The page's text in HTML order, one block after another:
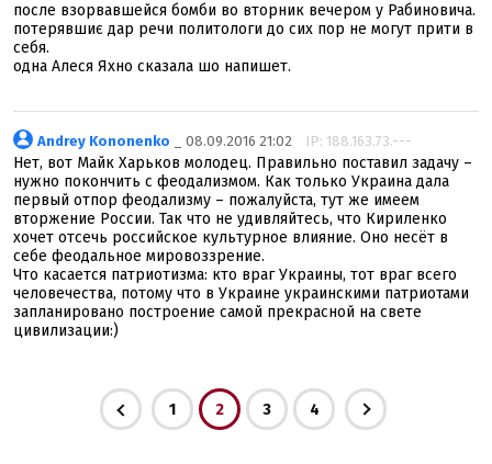
после взорвавшейся бомби во вторник вечером у Рабиновича.
потерявшиє дар речи политологи до сих пор не могут прити в
себя.
одна Алеся Яхно сказала шо напишет.
Andrey Kononenko _ 08.09.2016 21:02 IP: 188.163.73.---
Нет, вот Майк Харьков молодец. Правильно поставил задачу –
нужно покончить с феодализмом. Как только Украина дала
первый отпор феодализму – пожалуйста, тут же имеем
вторжение России. Так что не удивляйтесь, что Кириленко
хочет отсечь российское культурное влияние. Оно несёт в
себе феодальное мировоззрение.
Что касается патриотизма: кто враг Украины, тот враг всего
человечества, потому что в Украине украинскими патриотами
запланировано построение самой прекрасной на свете
цивилизации:)
1 2 3 4